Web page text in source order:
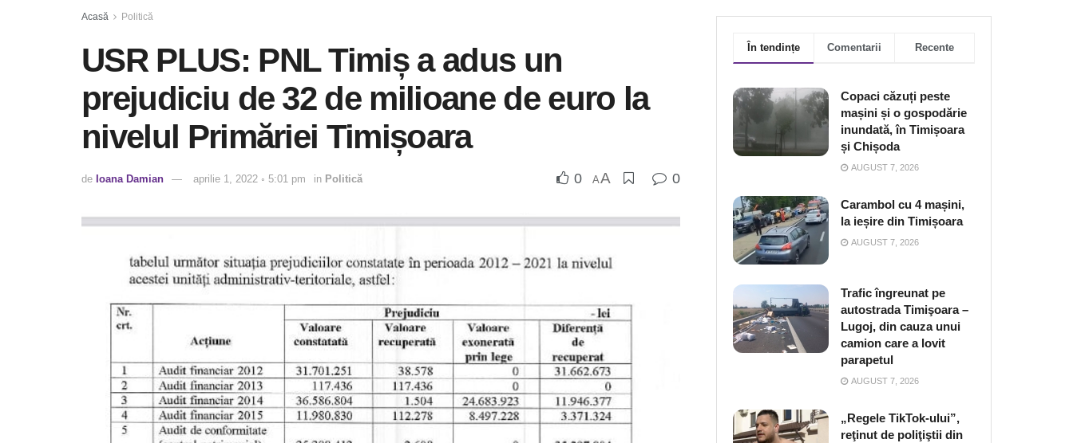
Acasă Politică
USR PLUS: PNL Timiș a adus un
prejudiciu de 32 de milioane de euro la
nivelul Primăriei Timișoara
de Ioana Damian aprilie 1, 2022 ◦ 5:01 pm in Politică 0 AA 0
În tendințe Comentarii Recente
Copaci căzuți peste
mașini și o gospodărie
inundată, în Timișoara
și Chișoda
AUGUST 7, 2026
Carambol cu 4 mașini,
la ieșire din Timișoara
AUGUST 7, 2026
Trafic îngreunat pe
autostrada Timişoara –
Lugoj, din cauza unui
camion care a lovit
parapetul
AUGUST 7, 2026
„Regele TikTok-ului”,
reţinut de poliţiştii din